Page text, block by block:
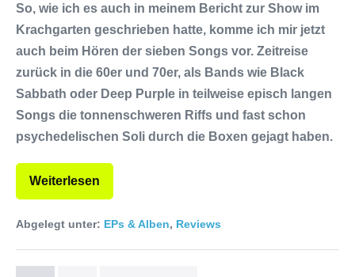
So, wie ich es auch in meinem Bericht zur Show im
Krachgarten geschrieben hatte, komme ich mir jetzt
auch beim Hören der sieben Songs vor. Zeitreise
zurück in die 60er und 70er, als Bands wie Black
Sabbath oder Deep Purple in teilweise episch langen
Songs die tonnenschweren Riffs und fast schon
psychedelischen Soli durch die Boxen gejagt haben.
Weiterlesen
Abgelegt unter: EPs & Alben, Reviews